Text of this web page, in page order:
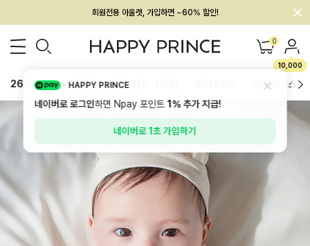
멤버십 최대 28,000원 혜택
0
10,000
26SS 신상 BEST BABY[6~12M] 하의/레깅스
HAPPY PRINCE
네이버로 로그인하면 Npay 포인트1%추가 지급!
네이버로 1초 가입하기